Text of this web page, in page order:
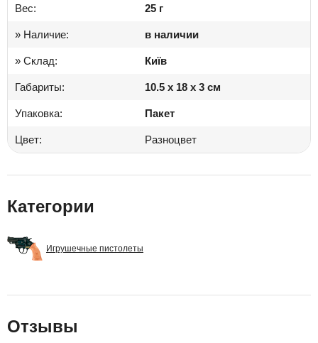
Вес: 25 г
» Наличие: в наличии
» Склад: Київ
Габариты: 10.5 x 18 x 3 см
Упаковка: Пакет
Цвет: Разноцвет
Категории
Игрушечные пистолеты
Отзывы